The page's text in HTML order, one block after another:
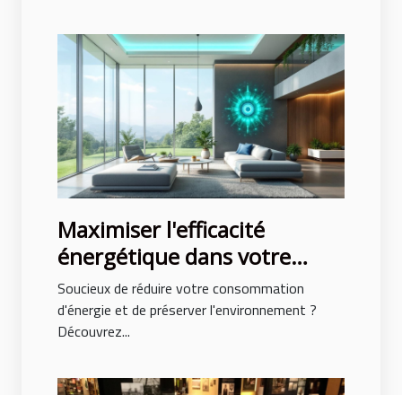
Maximiser l'efficacité
énergétique dans votre
habitat : conseils pratiques
Soucieux de réduire votre consommation
d'énergie et de préserver l'environnement ?
Découvrez...